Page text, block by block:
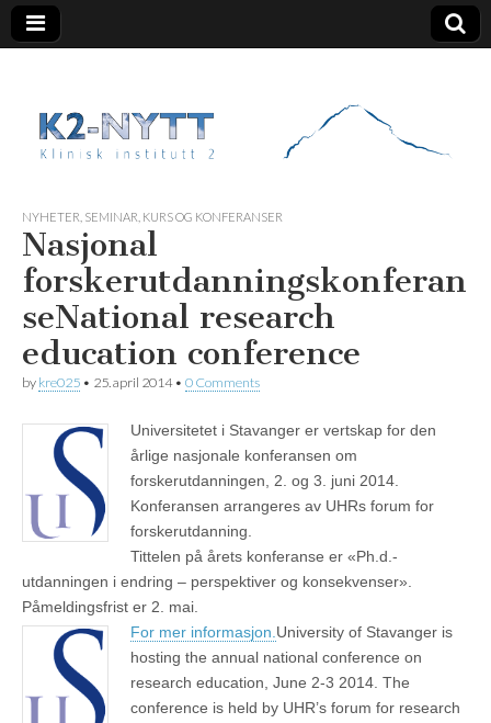
K2 Nytt
NYHETER SEMINAR, KURS OG KONFERANSER
Nasjonal
forskerutdanningskonferan
seNational research
education conference
by kre025 • 25. april 2014• 0 Comments
Universitetet i Stavanger er vertskap for den
årlige nasjonale konferansen om
forskerutdanningen, 2. og 3. juni 2014.
Konferansen arrangeres av UHRs forum for
forskerutdanning.
Tittelen på årets konferanse er «Ph.d.-
utdanningen i endring – perspektiver og konsekvenser».
Påmeldingsfrist er 2. mai.
For mer informasjon.University of Stavanger is
hosting the annual national conference on
research education, June 2-3 2014. The
conference is held by UHR’s forum for research